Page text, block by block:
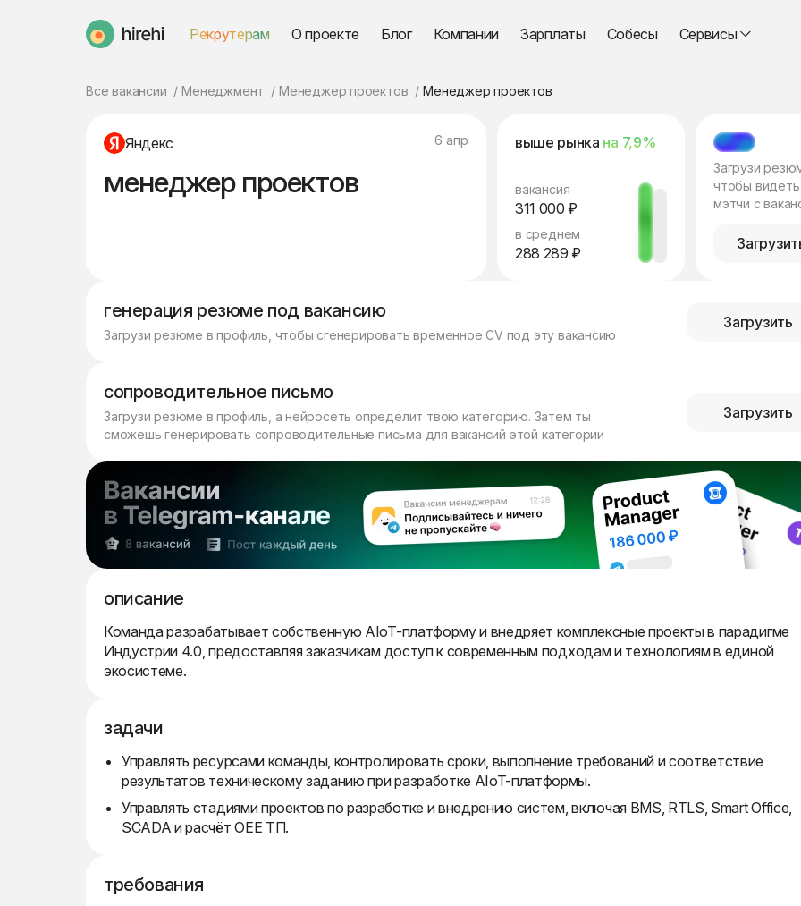
HireHi Рекрутерам О проекте Блог Компании Зарплаты Собесы Сервисы
Все вакансии Менеджмент Менеджер проектов Менеджер проектов
Яндекс 6 апр
менеджер проектов
выше рынка на 7,9%
вакансия
311 000 ₽
в среднем
288 289 ₽
МЭТЧ
Загрузи
чтобы видеть
мэтчи с
генерация резюме под вакансию
Загрузи резюме в профиль, чтобы сгенерировать временное CV под эту вакансию
Загрузить
сопроводительное письмо
Загрузи резюме в профиль, а нейросеть определит твою категорию. Затем ты
сможешь генерировать сопроводительные письма для вакансий этой категории
Загрузить
описание
Команда разрабатывает собственную AIoT-платформу и внедряет комплексные проекты в парадигме
Индустрии 4.0, предоставляя заказчикам доступ к современным подходам и технологиям в единой
экосистеме.
задачи
Управлять ресурсами команды, контролировать сроки, выполнение требований и соответствие
результатов техническому заданию при разработке AIoT-платформы.
Управлять стадиями проектов по разработке и внедрению систем, включая BMS, RTLS, Smart Office,
SCADA и расчёт OEE ТП.
требования